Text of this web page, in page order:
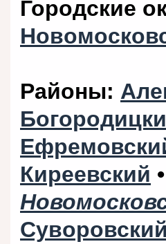
Городские
Районы:
Киреевский •
Суворовский